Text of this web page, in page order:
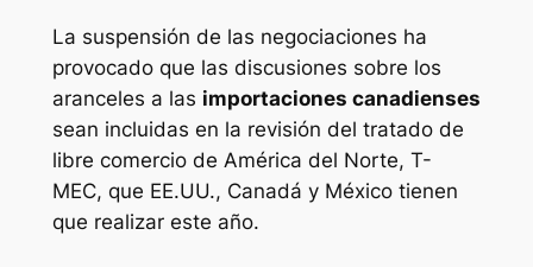
La suspensión de las negociaciones ha
provocado que las discusiones sobre los
aranceles a las importaciones canadienses
sean incluidas en la revisión del tratado de
libre comercio de América del Norte, T-
MEC, que EE.UU., Canadá y México tienen
que realizar este año.